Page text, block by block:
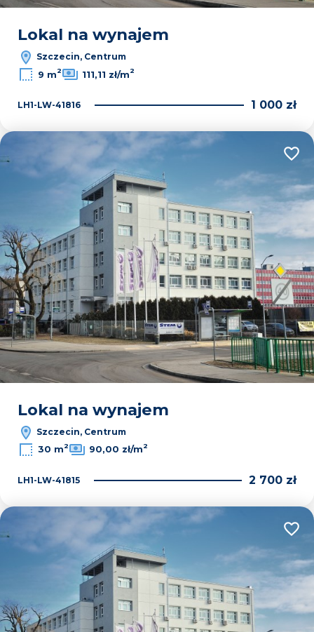
Lokal na wynajem
Szczecin, Centrum
9 m2 111,11 zł/m2
LH1-LW-41816 1 000 zł
Lokal na wynajem
Szczecin, Centrum
30 m2 90,00 zł/m2
LH1-LW-41815 2 700 zł